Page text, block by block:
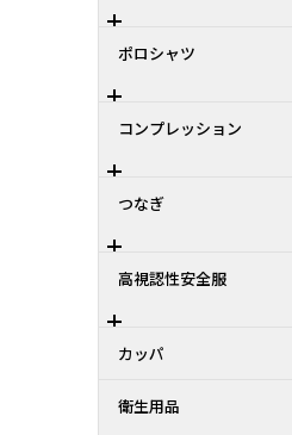
ポロシャツ
コンプレッション
つなぎ
高視認性安全服
カッパ
衛生用品